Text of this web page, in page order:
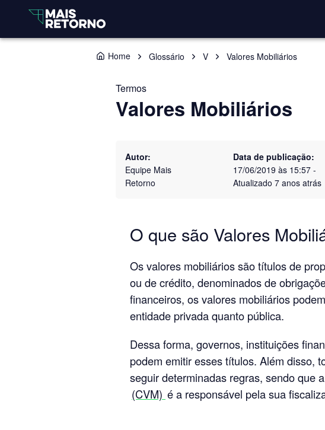
Home Glossário V Valores Mobiliários
Termos
Valores Mobiliários
Autor:
Equipe Mais
Retorno
Data de publicação:
17/06/2019 às 15:57 -
Atualizado 7 anos atrás
O que são Valores
Os valores mobiliários são títulos de
ou de crédito, denominados de
financeiros, os valores mobiliários
entidade privada quanto pública.
Dessa forma, governos, instituições
podem emitir esses títulos. Além disso,
seguir determinadas regras, sendo que
(CVM) é a responsável pela sua